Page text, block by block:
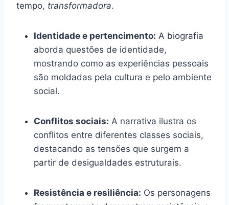
tempo, transformadora.
Identidade e pertencimento: A biografia
aborda questões de identidade,
mostrando como as experiências pessoais
são moldadas pela cultura e pelo ambiente
social.
Conflitos sociais: A narrativa ilustra os
conflitos entre diferentes classes sociais,
destacando as tensões que surgem a
partir de desigualdades estruturais.
Resistência e resiliência: Os personagens